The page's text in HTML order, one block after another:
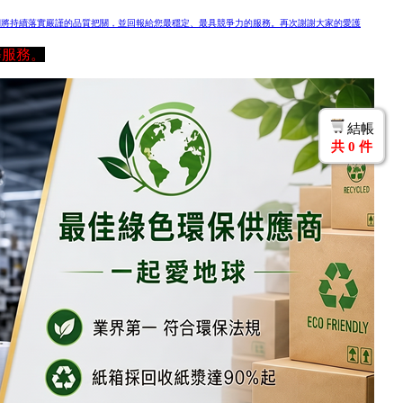
結帳
共 0 件
持續落實嚴謹的品質把關，並回報給您最穩定、最具競爭力的服務。再次謝謝大家的愛護
務。